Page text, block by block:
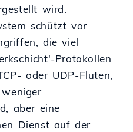
wird.
schützt vor
die viel
Protokollen
oder UDP-Fluten,
aber eine
Dienst auf der